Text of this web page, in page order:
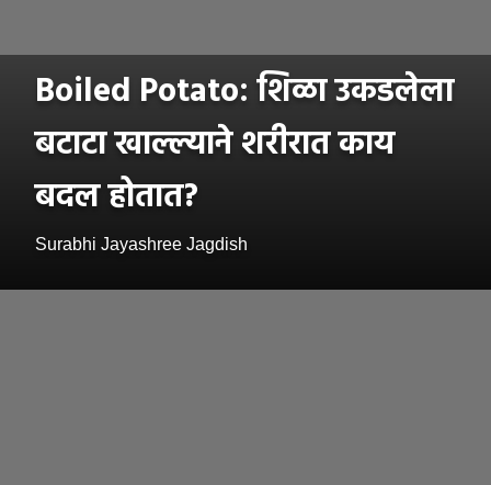
Boiled Potato: शिळा उकडलेला
बटाटा खाल्ल्याने शरीरात काय
बदल होतात?
Surabhi Jayashree Jagdish